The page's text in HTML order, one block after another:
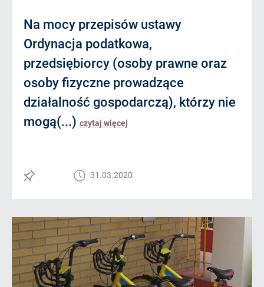
Na mocy przepisów ustawy
Ordynacja podatkowa,
przedsiębiorcy (osoby prawne oraz
osoby fizyczne prowadzące
działalność gospodarczą), którzy nie
mogą(...) czytaj więcej
31.03.2020